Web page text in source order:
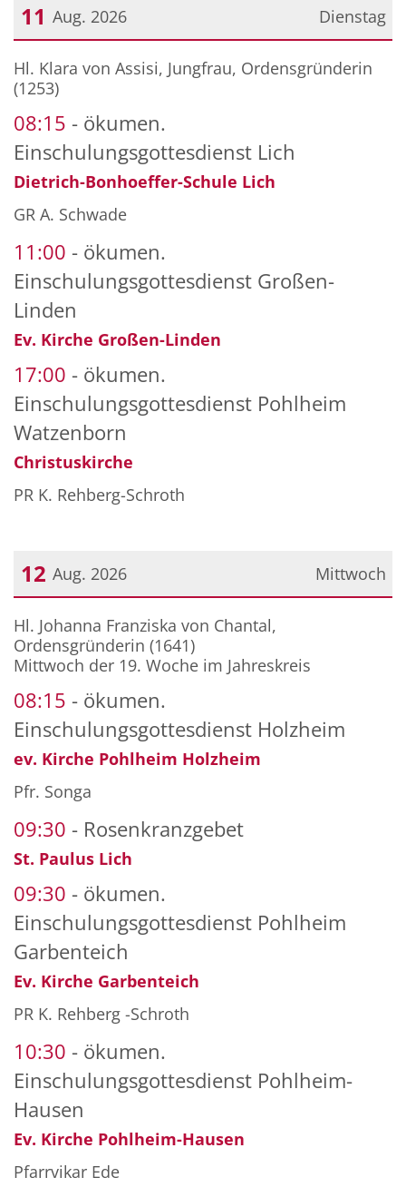
Dienstag
11 Aug. 2026
Datum: 11. August 2026
Hl. Klara von Assisi, Jungfrau, Ordensgründerin
(1253)
08:15
ökumen.
Einschulungsgottesdienst Lich
Dietrich-Bonhoeffer-Schule Lich
GR A. Schwade
11:00
ökumen.
Einschulungsgottesdienst Großen-
Linden
Ev. Kirche Großen-Linden
17:00
ökumen.
Einschulungsgottesdienst Pohlheim
Watzenborn
Christuskirche
PR K. Rehberg-Schroth
Mittwoch
12 Aug. 2026
Datum: 12. August 2026
Hl. Johanna Franziska von Chantal,
Ordensgründerin (1641)
Mittwoch der 19. Woche im Jahreskreis
08:15
ökumen.
Einschulungsgottesdienst Holzheim
ev. Kirche Pohlheim Holzheim
Pfr. Songa
09:30 Rosenkranzgebet
St. Paulus Lich
09:30
ökumen.
Einschulungsgottesdienst Pohlheim
Garbenteich
Ev. Kirche Garbenteich
PR K. Rehberg -Schroth
10:30
ökumen.
Einschulungsgottesdienst Pohlheim-
Hausen
Ev. Kirche Pohlheim-Hausen
Pfarrvikar Ede